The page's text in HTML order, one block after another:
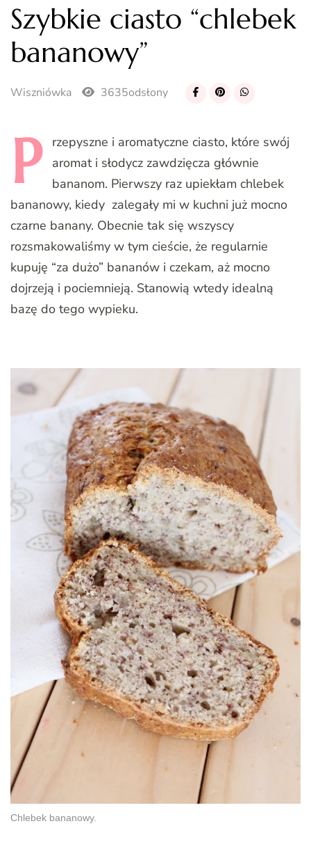
Szybkie ciasto “chlebek
bananowy”
Wiszniówka 3635odsłony
P rzepyszne i aromatyczne ciasto, które swój
aromat i słodycz zawdzięcza głównie
bananom. Pierwszy raz upiekłam chlebek
bananowy, kiedy zalegały mi w kuchni już mocno
czarne banany. Obecnie tak się wszyscy
rozsmakowaliśmy w tym cieście, że regularnie
kupuję “za dużo” bananów i czekam, aż mocno
dojrzeją i pociemnieją. Stanowią wtedy idealną
bazę do tego wypieku.
Chlebek bananowy.